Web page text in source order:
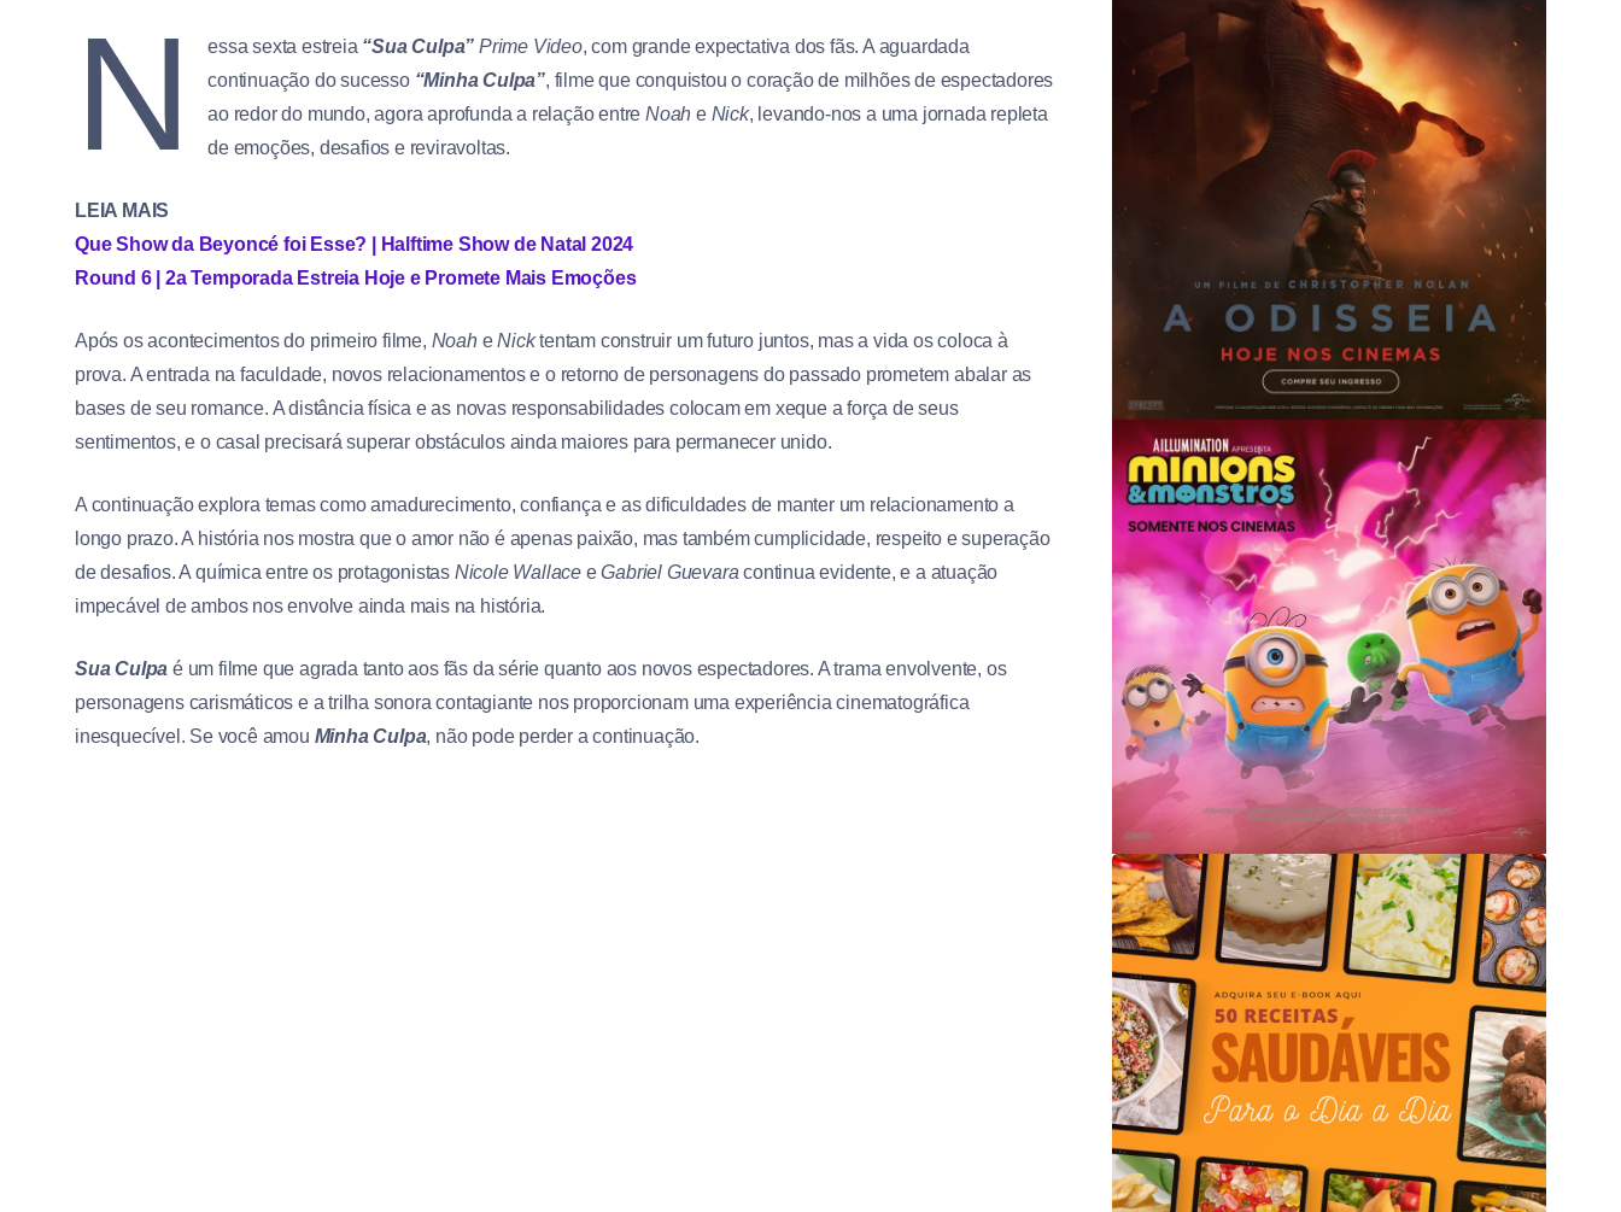
N essa sexta estreia “Sua Culpa” Prime Video, com grande expectativa dos fãs. A aguardada
continuação do sucesso “Minha Culpa”, filme que conquistou o coração de milhões de espectadores
ao redor do mundo, agora aprofunda a relação entreNoah e Nick, levando-nos a uma jornada repleta
de emoções, desafios e reviravoltas.
LEIA MAIS
Que Show da Beyoncé foi Esse? | Halftime Show de Natal 2024
Round 6 | 2a Temporada Estreia Hoje e Promete Mais Emoções
Após os acontecimentos do primeiro filme, NoaheNicktentam construir um futuro juntos, mas a vida os coloca à
prova. A entrada na faculdade, novos relacionamentos e o retorno de personagens do passado prometem abalar as
bases de seu romance. A distância física e as novas responsabilidades colocam em xeque a força de seus
sentimentos, e o casal precisará superar obstáculos ainda maiores para permanecer unido.
A continuação explora temas como amadurecimento, confiança e as dificuldades de manter um relacionamento a
longo prazo. A história nos mostra que o amor não é apenas paixão, mas também cumplicidade, respeito e superação
de desafios. A química entre os protagonistas Nicole Wallace eGabriel Guevara continua evidente, e a atuação
impecável de ambos nos envolve ainda mais na história.
Sua Culpa é um filme que agrada tanto aos fãs da série quanto aos novos espectadores. A trama envolvente, os
personagens carismáticos e a trilha sonora contagiante nos proporcionam uma experiência cinematográfica
inesquecível. Se você amou Minha Culpa, não pode perder a continuação.